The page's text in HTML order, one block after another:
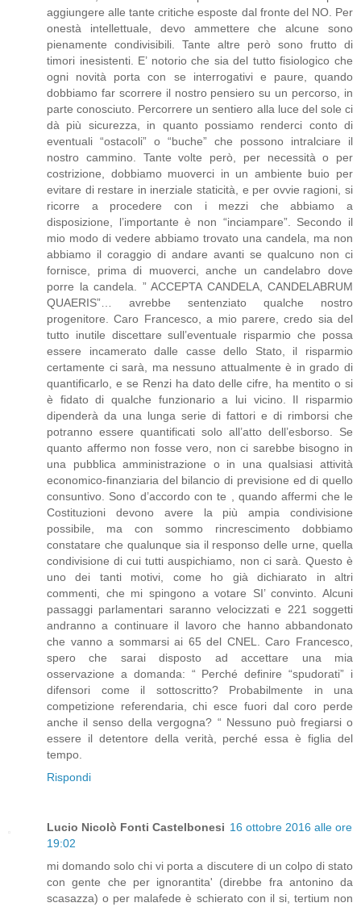
aggiungere alle tante critiche esposte dal fronte del NO. Per
onestà intellettuale, devo ammettere che alcune sono
pienamente condivisibili. Tante altre però sono frutto di
timori inesistenti. E’ notorio che sia del tutto fisiologico che
ogni novità porta con se interrogativi e paure, quando
dobbiamo far scorrere il nostro pensiero su un percorso, in
parte conosciuto. Percorrere un sentiero alla luce del sole ci
dà più sicurezza, in quanto possiamo renderci conto di
eventuali “ostacoli” o “buche” che possono intralciare il
nostro cammino. Tante volte però, per necessità o per
costrizione, dobbiamo muoverci in un ambiente buio per
evitare di restare in inerziale staticità, e per ovvie ragioni, si
ricorre a procedere con i mezzi che abbiamo a
disposizione, l’importante è non “inciampare”. Secondo il
mio modo di vedere abbiamo trovato una candela, ma non
abbiamo il coraggio di andare avanti se qualcuno non ci
fornisce, prima di muoverci, anche un candelabro dove
porre la candela. ” ACCEPTA CANDELA, CANDELABRUM
QUAERIS”… avrebbe sentenziato qualche nostro
progenitore. Caro Francesco, a mio parere, credo sia del
tutto inutile discettare sull’eventuale risparmio che possa
essere incamerato dalle casse dello Stato, il risparmio
certamente ci sarà, ma nessuno attualmente è in grado di
quantificarlo, e se Renzi ha dato delle cifre, ha mentito o si
è fidato di qualche funzionario a lui vicino. Il risparmio
dipenderà da una lunga serie di fattori e di rimborsi che
potranno essere quantificati solo all’atto dell’esborso. Se
quanto affermo non fosse vero, non ci sarebbe bisogno in
una pubblica amministrazione o in una qualsiasi attività
economico-finanziaria del bilancio di previsione ed di quello
consuntivo. Sono d’accordo con te , quando affermi che le
Costituzioni devono avere la più ampia condivisione
possibile, ma con sommo rincrescimento dobbiamo
constatare che qualunque sia il responso delle urne, quella
condivisione di cui tutti auspichiamo, non ci sarà. Questo è
uno dei tanti motivi, come ho già dichiarato in altri
commenti, che mi spingono a votare SI’ convinto. Alcuni
passaggi parlamentari saranno velocizzati e 221 soggetti
andranno a continuare il lavoro che hanno abbandonato
che vanno a sommarsi ai 65 del CNEL. Caro Francesco,
spero che sarai disposto ad accettare una mia
osservazione a domanda: “ Perché definire “spudorati” i
difensori come il sottoscritto? Probabilmente in una
competizione referendaria, chi esce fuori dal coro perde
anche il senso della vergogna? “ Nessuno può fregiarsi o
essere il detentore della verità, perché essa è figlia del
tempo.
Rispondi
Lucio Nicolò Fonti Castelbonesi 16 ottobre 2016 alle ore
19:02
mi domando solo chi vi porta a discutere di un colpo di stato
con gente che per ignorantita' (direbbe fra antonino da
scasazza) o per malafede è schierato con il si, tertium non